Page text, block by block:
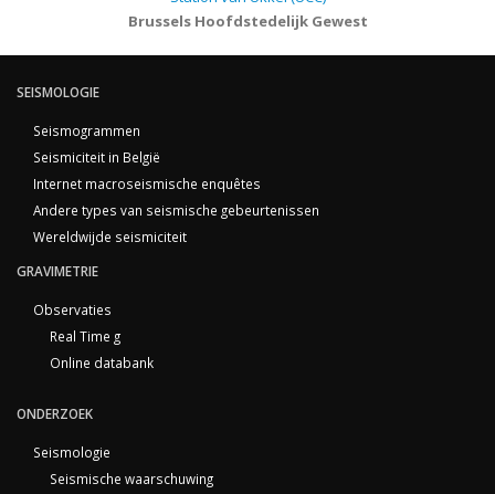
Brussels Hoofdstedelijk Gewest
SEISMOLOGIE
Seismogrammen
Seismiciteit in België
Internet macroseismische enquêtes
Andere types van seismische gebeurtenissen
Wereldwijde seismiciteit
GRAVIMETRIE
Observaties
Real Time g
Online databank
ONDERZOEK
Seismologie
Seismische waarschuwing